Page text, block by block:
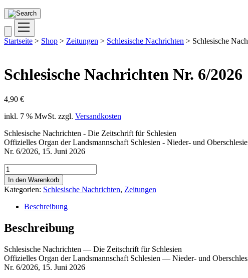
Startseite > Shop > Zeitungen > Schlesische Nachrichten > Schlesische
Schlesische Nachrichten Nr. 6/2026
4,90 €
inkl. 7 % MwSt. zzgl. Versandkosten
Schlesische Nachrichten - Die Zeitschrift für Schlesien
Offizielles Organ der Landsmannschaft Schlesien - Nieder- und
Nr. 6/2026, 15. Juni 2026
Schlesische
Nachrichten
Nr.
6/2026
Menge
In den Warenkorb
Kategorien: Schlesische Nachrichten, Zeitungen
Beschreibung
Beschreibung
Schle­si­sche Nach­rich­ten — Die Zeit­schrift für Schlesien
Offi­zi­el­les Organ der Lands­mann­schaft Schle­si­en — Nie­der- und
Nr. 6/2026, 15. Juni 2026